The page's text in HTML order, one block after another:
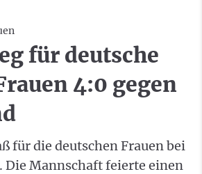
für deutsche
4:0 gegen
für die deutschen Frauen bei
Die Mannschaft feierte einen